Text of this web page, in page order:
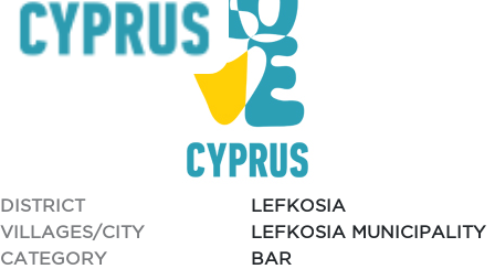
DISTRICT
LEFKOSIA
VILLAGES/CITY
LEFKOSIA MUNICIPALITY
CATEGORY
BAR